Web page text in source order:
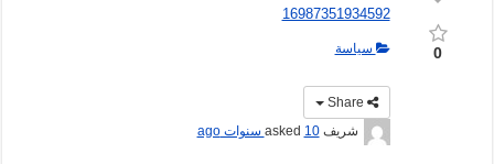
0
16987351934592
سياسة
شريف asked10 سنوات ago